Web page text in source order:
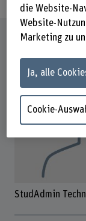
Steckbrief
StudAdmin
die Website-
Website-
Marketing zu
Ja, alle
Cookie-